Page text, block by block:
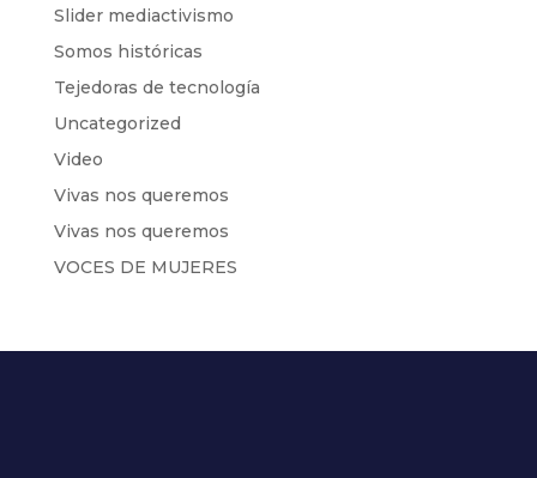
Slider mediactivismo
Somos históricas
Tejedoras de tecnología
Uncategorized
Video
Vivas nos queremos
Vivas nos queremos
VOCES DE MUJERES